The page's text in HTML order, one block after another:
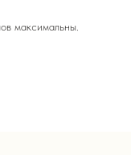
максимальны.